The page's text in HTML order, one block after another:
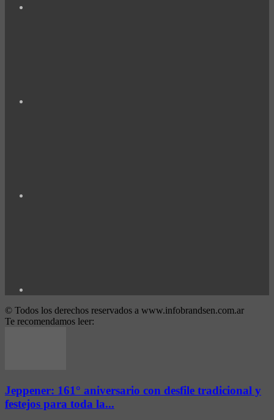
© Todos los derechos reservados a www.infobrandsen.com.ar
Te recomendamos leer:
Jeppener: 161° aniversario con desfile tradicional y
festejos para toda la...